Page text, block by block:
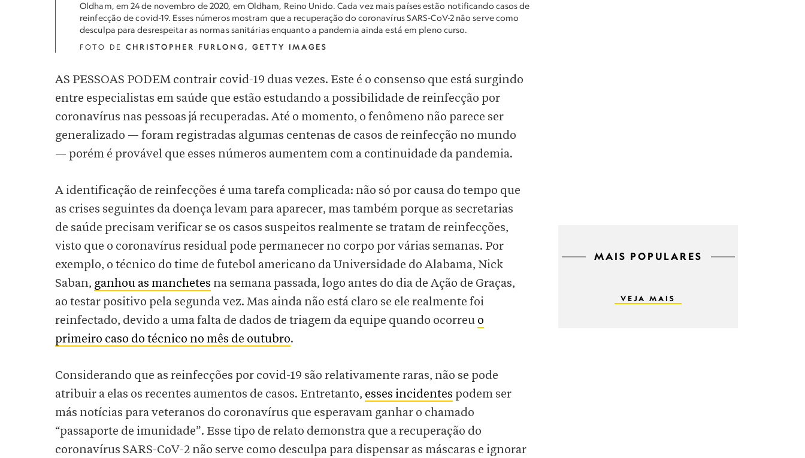
Oldham, em 24 de novembro de 2020, em Oldham, Reino Unido. Cada vez mais países estão notificando casos de
reinfecção de covid-19. Esses números mostram que a recuperação do coronavírus SARS-CoV-2 não serve como
desculpa para desrespeitar as normas sanitárias enquanto a pandemia ainda está em pleno curso.
FOTO DE CHRISTOPHER FURLONG, GETTY IMAGES
AS PESSOAS PODEM contrair covid-19 duas vezes. Este é o consenso que está surgindo
entre especialistas em saúde que estão estudando a possibilidade de reinfecção por
coronavírus nas pessoas já recuperadas. Até o momento, o fenômeno não parece ser
generalizado — foram registradas algumas centenas de casos de reinfecção no mundo
— porém é provável que esses números aumentem com a continuidade da pandemia.
A identificação de reinfecções é uma tarefa complicada: não só por causa do tempo que
as crises seguintes da doença levam para aparecer, mas também porque as secretarias
de saúde precisam verificar se os casos suspeitos realmente se tratam de reinfecções,
visto que o coronavírus residual pode permanecer no corpo por várias semanas. Por
exemplo, o técnico do time de futebol americano da Universidade do Alabama, Nick
Saban, ganhou as manchetes na semana passada, logo antes do dia de Ação de Graças,
ao testar positivo pela segunda vez. Mas ainda não está claro se ele realmente foi
reinfectado, devido a uma falta de dados de triagem da equipe quando ocorreu o
primeiro caso do técnico no mês de outubro.
Considerando que as reinfecções por covid-19 são relativamente raras, não se pode
atribuir a elas os recentes aumentos de casos. Entretanto, esses incidentes podem ser
más notícias para veteranos do coronavírus que esperavam ganhar o chamado
“passaporte de imunidade”. Esse tipo de relato demonstra que a recuperação do
coronavírus SARS-CoV-2 não serve como desculpa para dispensar as máscaras e ignorar
MAIS POPULARES
VEJA MAIS